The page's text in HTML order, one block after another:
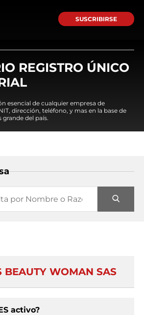
SUSCRIBIRSE
REGISTRO ÚNICO
esencial de cualquier empresa de
dirección, teléfono, y mas en la base de
del país.
BEAUTY WOMAN SAS
activo?